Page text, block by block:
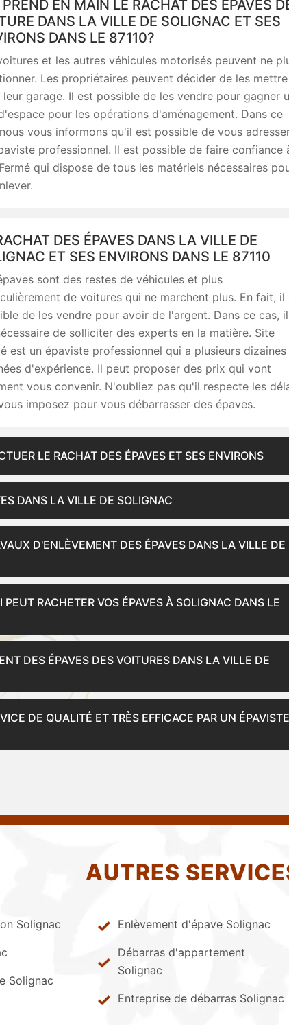
EN MAIN LE RACHAT DES ÉPAVES
DANS LA VILLE DE SOLIGNAC ET SES
DANS LE 87110?
et les autres véhicules motorisés peuvent ne
Les propriétaires peuvent décider de les mettre
leur garage. Il est possible de les vendre pour gagner
pour les opérations d'aménagement. Dans ce
vous informons qu'il est possible de vous
professionnel. Il est possible de faire confiance
qui dispose de tous les matériels nécessaires
DES ÉPAVES DANS LA VILLE DE
ET SES ENVIRONS DANS LE 87110
sont des restes de véhicules et plus
de voitures qui ne marchent plus. En fait, il
de les vendre pour avoir de l'argent. Dans ce cas, il
de solliciter des experts en la matière. Site
est un épaviste professionnel qui a plusieurs dizaines
d'expérience. Il peut proposer des prix qui vont
vous convenir. N'oubliez pas qu'il respecte les
imposez pour vous débarrasser des épaves.
LE RACHAT DES ÉPAVES ET SES ENVIRONS
DANS LA VILLE DE SOLIGNAC
D'ENLÈVEMENT DES ÉPAVES DANS LA VILLE DE
RACHETER VOS ÉPAVES À SOLIGNAC DANS LE
DES ÉPAVES DES VOITURES DANS LA VILLE DE
DE QUALITÉ ET TRÈS EFFICACE PAR UN ÉPAVISTE
AUTRES
Solignac
Solignac
Enlèvement d'épave Solignac
Débarras d'appartement
Solignac
Entreprise de débarras Solignac